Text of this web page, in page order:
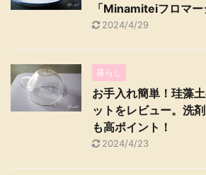
「Minamiteiフロマー
2024/4/29
暮らし
お手入れ簡単！珪藻
ットをレビュー。洗
も高ポイント！
2024/4/23